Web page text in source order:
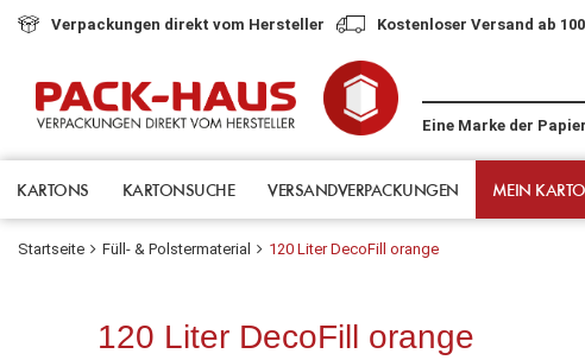
Verpackungen direkt vom Hersteller Kostenloser Versand ab
Startseite Füll- & Polster­material 120 Liter DecoFill orange
Eine Marke der
KARTONS KARTONSUCHE VERSANDVERPACKUNGEN MEIN
120 Liter DecoFill orange